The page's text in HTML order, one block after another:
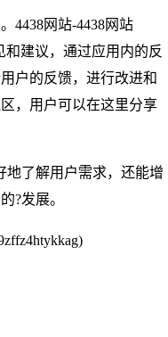
4438网站-4438网站
和建议，通过应用内的反
户的反馈，进行改进和
，用户可以在这里分享
地了解用户需求，还能增
?发展。